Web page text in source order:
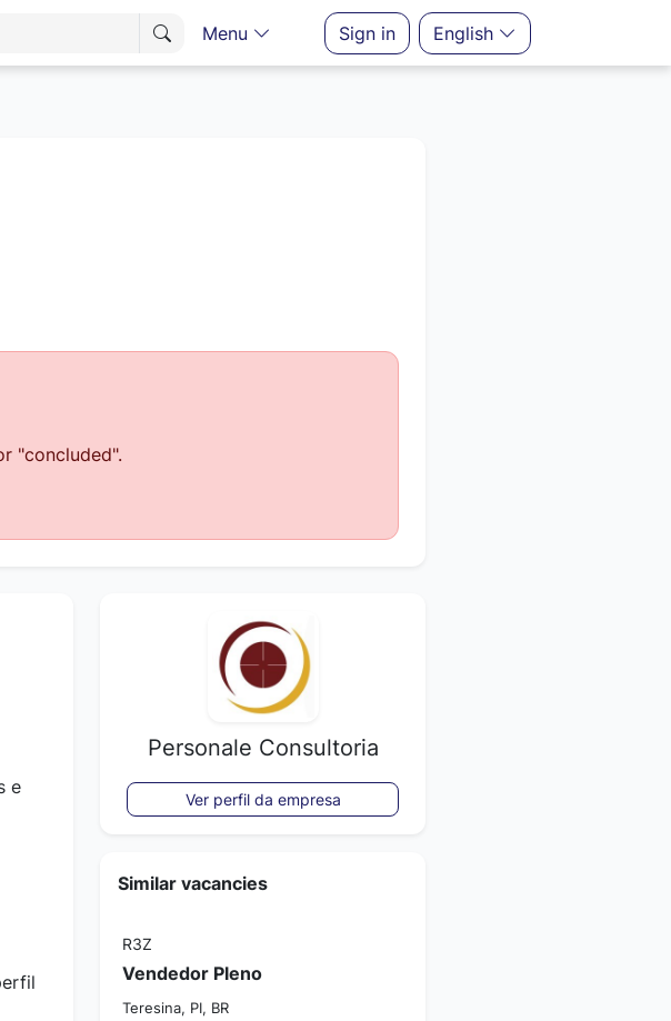
Menu Sign in English
"concluded".
e
Personale Consultoria
Ver perfil da empresa
Similar vacancies
R3Z
Vendedor Pleno
Teresina, PI, BR